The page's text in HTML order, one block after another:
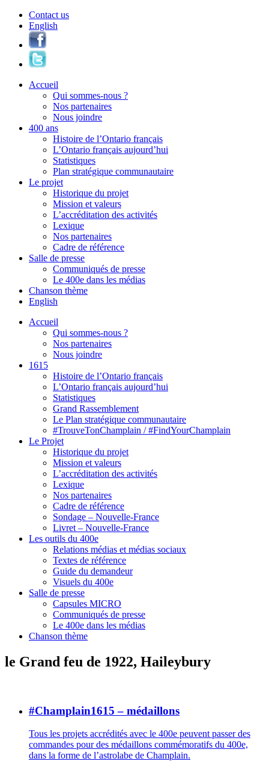
Contact us
English
Accueil
Qui sommes-nous ?
Nos partenaires
Nous joindre
400 ans
Histoire de l’Ontario français
L’Ontario français aujourd’hui
Statistiques
Plan stratégique communautaire
Le projet
Historique du projet
Mission et valeurs
L’accréditation des activités
Lexique
Nos partenaires
Cadre de référence
Salle de presse
Communiqués de presse
Le 400e dans les médias
Chanson thème
English
Accueil
Qui sommes-nous ?
Nos partenaires
Nous joindre
1615
Histoire de l’Ontario français
L’Ontario français aujourd’hui
Statistiques
Grand Rassemblement
Le Plan stratégique communautaire
#TrouveTonChamplain / #FindYourChamplain
Le Projet
Historique du projet
Mission et valeurs
L’accréditation des activités
Lexique
Nos partenaires
Cadre de référence
Sondage – Nouvelle-France
Livret – Nouvelle-France
Les outils du 400e
Relations médias et médias sociaux
Textes de référence
Guide du demandeur
Visuels du 400e
Salle de presse
Capsules MICRO
Communiqués de presse
Le 400e dans les médias
Chanson thème
le Grand feu de 1922, Haileybury
#Champlain1615 – médaillons
Tous les projets accrédités avec le 400e peuvent passer des
commandes pour des médaillons commémoratifs du 400e,
dans la forme de l’astrolabe de Champlain.